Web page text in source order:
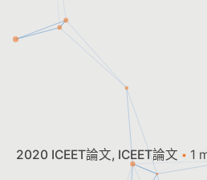
2020 ICEET論文 ICEET論文 1